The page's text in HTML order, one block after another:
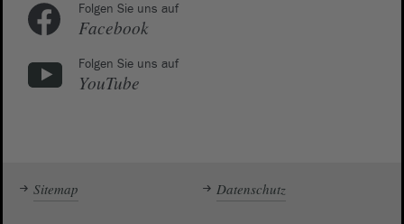
Folgen Sie uns auf
Facebook
Folgen Sie uns auf
YouTube
Sitemap Datenschutz